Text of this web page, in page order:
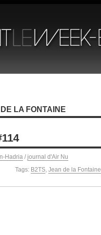
LA FONTAINE
Hadria / journal d'Air Nu
Tags: B2TS, Jean de la Fontaine